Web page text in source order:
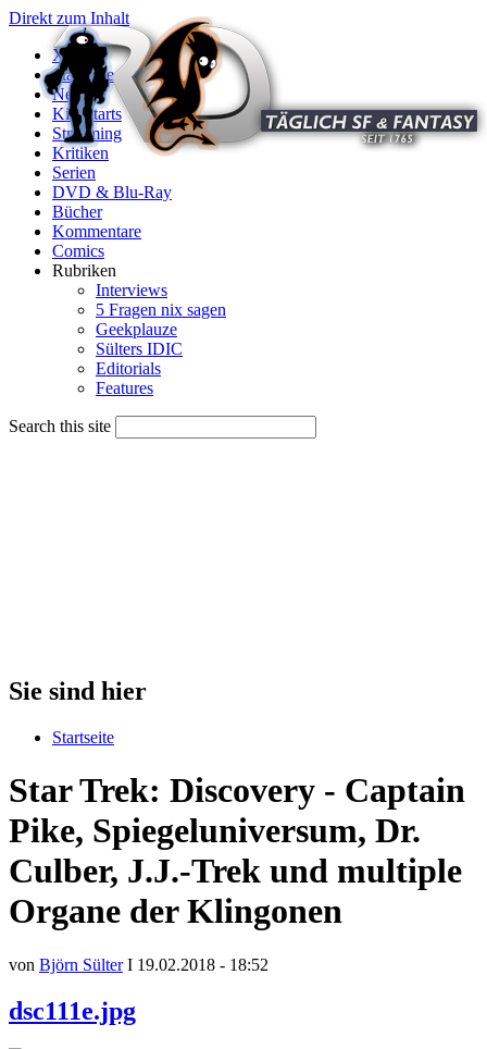
Direkt zum Inhalt
X
Startseite
News
Kinostarts
Streaming
Kritiken
Serien
DVD & Blu-Ray
Bücher
Kommentare
Comics
Rubriken
Interviews
5 Fragen nix sagen
Geekplauze
Sülters IDIC
Editorials
Features
Search this site
Sie sind hier
Startseite
Star Trek: Discovery - Captain
Pike, Spiegeluniversum, Dr.
Culber, J.J.-Trek und multiple
Organe der Klingonen
von Björn SülterI 19.02.2018 - 18:52
dsc111e.jpg